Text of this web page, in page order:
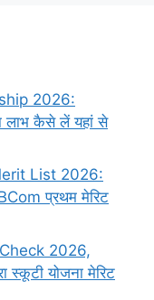
2026:
लाभ कैसे लें यहां से
List 2026:
प्रथम मेरिट
2026,
स्कूटी योजना मेरिट